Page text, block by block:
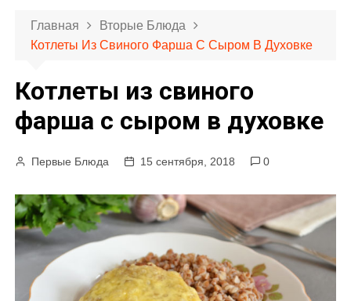
Главная
Вторые Блюда
Котлеты Из Свиного Фарша С Сыром В Духовке
Котлеты из свиного
фарша с сыром в духовке
Первые Блюда 15 сентября, 2018 0